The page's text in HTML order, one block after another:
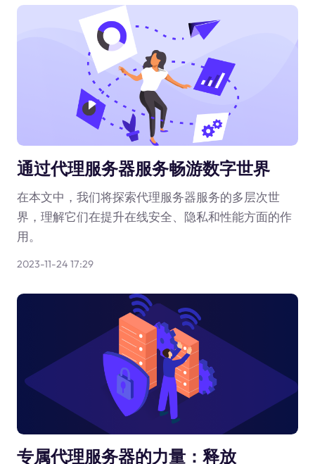
通过代理服务器服务畅游数字世界
在本文中，我们将探索代理服务器服务的多层次世
界，理解它们在提升在线安全、隐私和性能方面的作
用。
2023-11-24 17:29
专属代理服务器的力量：释放